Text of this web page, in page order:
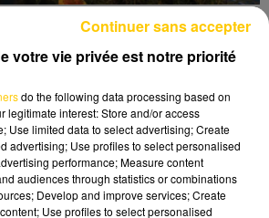
min 19 sec)
votre vie privée est notre priorité
do the following data processing based on
legitimate interest: Store and/or access
Use limited data to select advertising; Create
advertising; Use profiles to select personalised
performance; Measure content
audiences through statistics or combinations
Develop and improve services; Create
Use profiles to select personalised
Continuer sans accepter